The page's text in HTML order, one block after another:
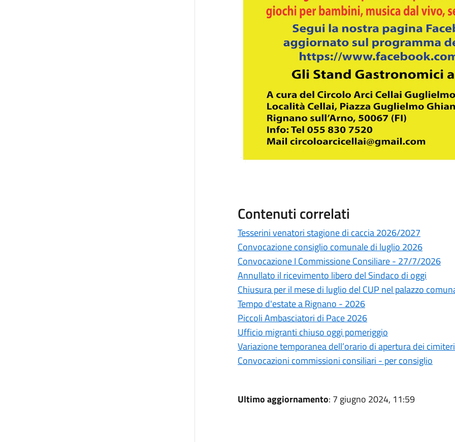
Contenuti correlati
Tesserini venatori stagione di caccia 2026/2027
Convocazione consiglio comunale di luglio 2026
Convocazione I Commissione Consiliare - 27/7/2026
Annullato il ricevimento libero del Sindaco di oggi
Chiusura per il mese di luglio del CUP nel palazzo
Tempo d'estate a Rignano - 2026
Piccoli Ambasciatori di Pace 2026
Ufficio migranti chiuso oggi pomeriggio
Variazione temporanea dell’orario di apertura dei
Convocazioni commissioni consiliari - per consiglio
Ultimo aggiornamento: 7 giugno 2024, 11:59